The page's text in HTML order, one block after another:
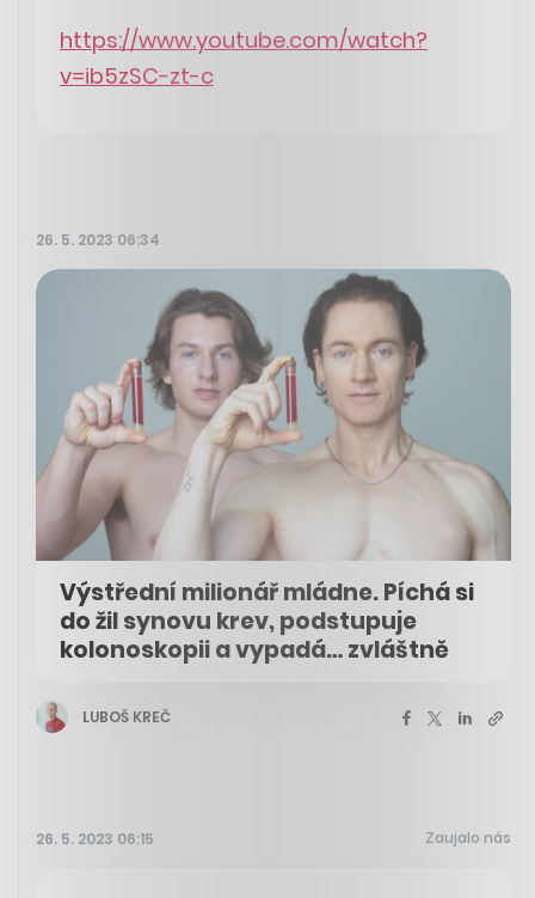
https://www.youtube.com/watch?
v=ib5zSC-zt-c
26. 5. 2023 06:34
Výstřední milionář mládne. Píchá si
do žil synovu krev, podstupuje
kolonoskopii a vypadá… zvláštně
LUBOŠ KREČ
26. 5. 2023 06:15 Zaujalo nás